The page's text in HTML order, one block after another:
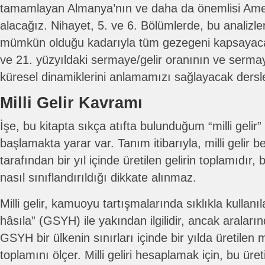
tamamlayan Almanya’nın ve daha da önemlisi
alacağız. Nihayet, 5. ve 6. Bölümlerde, bu
mümkün olduğu kadarıyla tüm gezegeni
ve 21. yüzyıldaki sermaye/gelir oranının ve
küresel dinamiklerini anlamamızı sağlayacak
Milli Gelir Kavramı
İşe, bu kitapta sıkça atıfta bulunduğum “milli gelir”
başlamakta yarar var. Tanım itibarıyla, milli gelir
tarafından bir yıl içinde üretilen gelirin toplamıdır,
nasıl sınıflandırıldığı dikkate alınmaz.
Milli gelir, kamuoyu tartışmalarında sıklıkla
hâsıla” (GSYH) ile yakından ilgilidir, ancak
GSYH bir ülkenin sınırları içinde bir yılda üretilen
toplamını ölçer. Milli geliri hesaplamak için, bu